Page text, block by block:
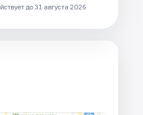
до 31 августа 2026